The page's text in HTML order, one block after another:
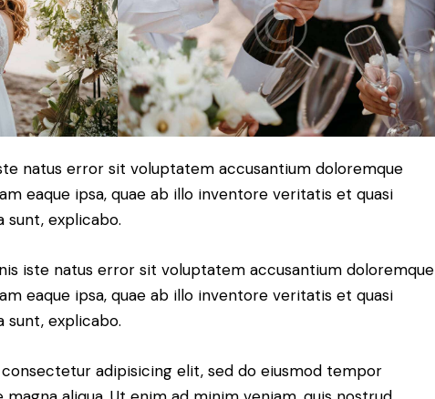
natus error sit voluptatem accusantium doloremque
eaque ipsa, quae ab illo inventore veritatis et quasi
explicabo.
iste natus error sit voluptatem accusantium doloremque
eaque ipsa, quae ab illo inventore veritatis et quasi
explicabo.
adipisicing elit, sed do eiusmod tempor